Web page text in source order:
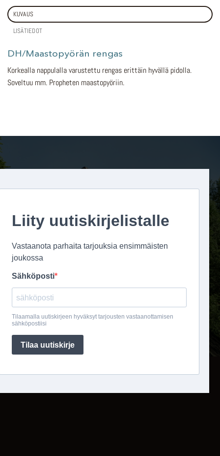
KUVAUS
LISÄTIEDOT
DH/Maastopyörän rengas
Korkealla nappulalla varustettu rengas erittäin hyvällä pidolla.
Soveltuu mm. Propheten maastopyöriin.